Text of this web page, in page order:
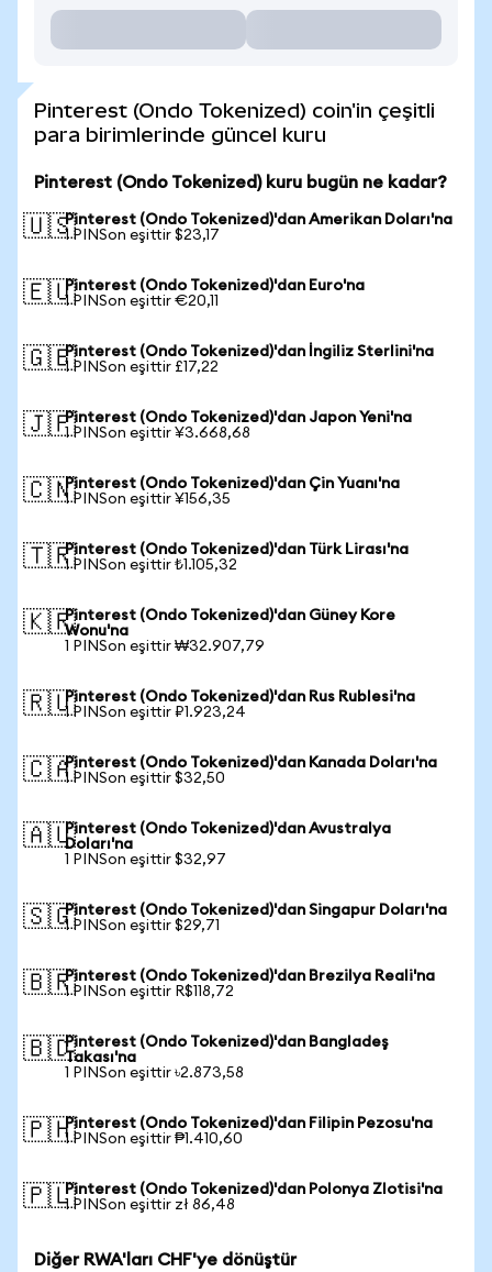
Pinterest (Ondo Tokenized) coin'in çeşitli
para birimlerinde güncel kuru
Pinterest (Ondo Tokenized) kuru bugün ne kadar?
🇺🇸Pinterest (Ondo Tokenized)'dan Amerikan Doları'na
1 PINSon eşittir $23,17
🇪🇺Pinterest (Ondo Tokenized)'dan Euro'na
1 PINSon eşittir €20,11
🇬🇧Pinterest (Ondo Tokenized)'dan İngiliz Sterlini'na
1 PINSon eşittir £17,22
🇯🇵Pinterest (Ondo Tokenized)'dan Japon Yeni'na
1 PINSon eşittir ¥3.668,68
🇨🇳Pinterest (Ondo Tokenized)'dan Çin Yuanı'na
1 PINSon eşittir ¥156,35
🇹🇷Pinterest (Ondo Tokenized)'dan Türk Lirası'na
1 PINSon eşittir ₺1.105,32
🇰🇷Pinterest (Ondo Tokenized)'dan Güney Kore
Wonu'na
1 PINSon eşittir ₩32.907,79
🇷🇺Pinterest (Ondo Tokenized)'dan Rus Rublesi'na
1 PINSon eşittir ₽1.923,24
🇨🇦Pinterest (Ondo Tokenized)'dan Kanada Doları'na
1 PINSon eşittir $32,50
🇦🇺Pinterest (Ondo Tokenized)'dan Avustralya
Doları'na
1 PINSon eşittir $32,97
🇸🇬Pinterest (Ondo Tokenized)'dan Singapur Doları'na
1 PINSon eşittir $29,71
🇧🇷Pinterest (Ondo Tokenized)'dan Brezilya Reali'na
1 PINSon eşittir R$118,72
🇧🇩Pinterest (Ondo Tokenized)'dan Bangladeş
Takası'na
1 PINSon eşittir ৳2.873,58
🇵🇭Pinterest (Ondo Tokenized)'dan Filipin Pezosu'na
1 PINSon eşittir ₱1.410,60
🇵🇱Pinterest (Ondo Tokenized)'dan Polonya Zlotisi'na
1 PINSon eşittir zł 86,48
Diğer RWA'ları CHF'ye dönüştür